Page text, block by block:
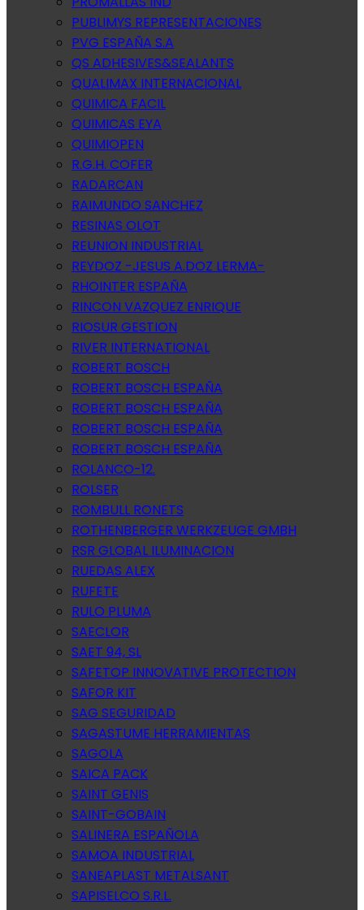
PUBLIMYS REPRESENTACIONES
PVG ESPAÑA S.A
QS ADHESIVES&SEALANTS
QUALIMAX INTERNACIONAL
QUIMICA FACIL
QUIMICAS EYA
QUIMIOPEN
R.G.H. COFER
RADARCAN
RAIMUNDO SANCHEZ
RESINAS OLOT
REUNION INDUSTRIAL
REYDOZ -JESUS A.DOZ LERMA-
RHOINTER ESPAÑA
RINCON VAZQUEZ ENRIQUE
RIOSUR GESTION
RIVER INTERNATIONAL
ROBERT BOSCH
ROBERT BOSCH ESPAÑA
ROBERT BOSCH ESPAÑA
ROBERT BOSCH ESPAÑA
ROBERT BOSCH ESPAÑA
ROLANCO-12.
ROLSER
ROMBULL RONETS
ROTHENBERGER WERKZEUGE GMBH
RSR GLOBAL ILUMINACION
RUEDAS ALEX
RUFETE
RULO PLUMA
SAECLOR
SAET 94, SL
SAFETOP INNOVATIVE PROTECTION
SAFOR KIT
SAG SEGURIDAD
SAGASTUME HERRAMIENTAS
SAGOLA
SAICA PACK
SAINT GENIS
SAINT-GOBAIN
SALINERA ESPAÑOLA
SAMOA INDUSTRIAL
SANEAPLAST METALSANT
SAPISELCO S.R.L.